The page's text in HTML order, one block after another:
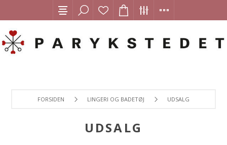
FORSIDEN LINGERI OG BADETØJ UDSALG
UDSALG